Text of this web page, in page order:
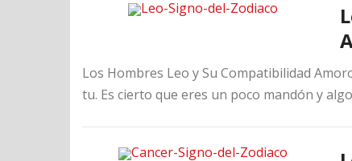
Los Hombres Leo y Su Compatibilidad
tu. Es cierto que eres un poco mandón y